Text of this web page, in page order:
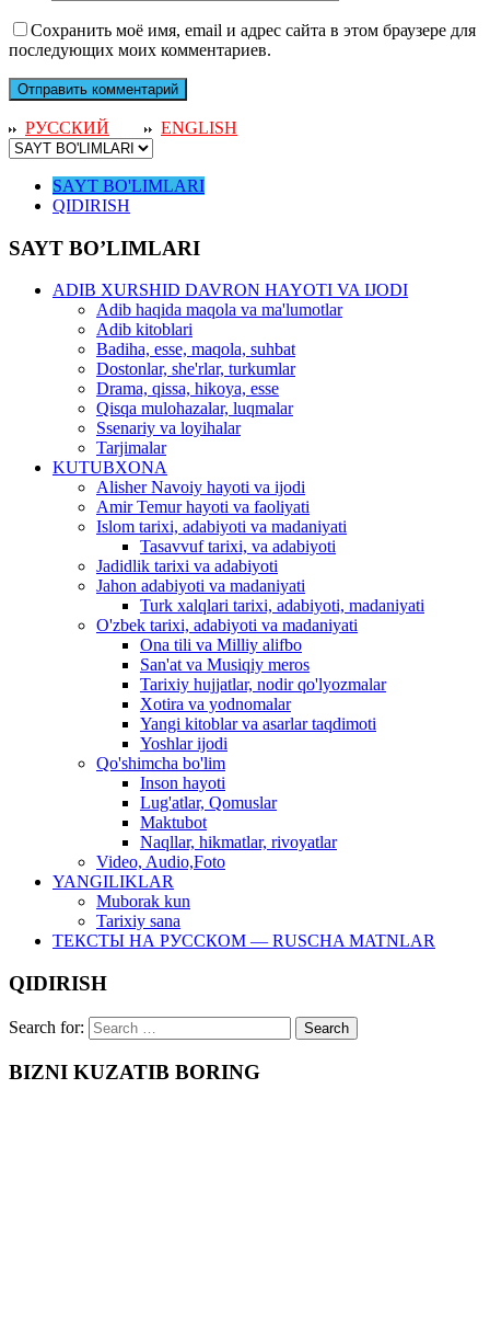
Сохранить моё имя, email и адрес сайта в этом браузере для
последующих моих комментариев.
РУССКИЙ ENGLISH
SAYT BO'LIMLARI
QIDIRISH
SAYT BO’LIMLARI
ADIB XURSHID DAVRON HAYOTI VA IJODI
Adib haqida maqola va ma'lumotlar
Adib kitoblari
Badiha, esse, maqola, suhbat
Dostonlar, she'rlar, turkumlar
Drama, qissa, hikoya, esse
Qisqa mulohazalar, luqmalar
Ssenariy va loyihalar
Tarjimalar
KUTUBXONA
Alisher Navoiy hayoti va ijodi
Amir Temur hayoti va faoliyati
Islom tarixi, adabiyoti va madaniyati
Tasavvuf tarixi, va adabiyoti
Jadidlik tarixi va adabiyoti
Jahon adabiyoti va madaniyati
Turk xalqlari tarixi, adabiyoti, madaniyati
O'zbek tarixi, adabiyoti va madaniyati
Ona tili va Milliy alifbo
San'at va Musiqiy meros
Tarixiy hujjatlar, nodir qo'lyozmalar
Xotira va yodnomalar
Yangi kitoblar va asarlar taqdimoti
Yoshlar ijodi
Qo'shimcha bo'lim
Inson hayoti
Lug'atlar, Qomuslar
Maktubot
Naqllar, hikmatlar, rivoyatlar
Video, Audio,Foto
YANGILIKLAR
Muborak kun
Tarixiy sana
ТЕКСТЫ НА РУССКОМ — RUSCHA MATNLAR
QIDIRISH
Search for:
BIZNI KUZATIB BORING